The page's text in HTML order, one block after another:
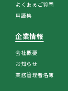
よくあるご質問
用語集
企業情報
会社概要
お知らせ
業務管理者名簿